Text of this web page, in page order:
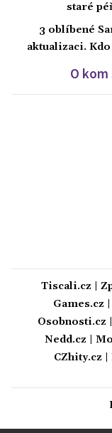
staré
3 oblíbené
aktualizaci.
O
Tiscali.cz
Games.cz
Osobnosti.cz
Nedd.cz
CZhity.cz